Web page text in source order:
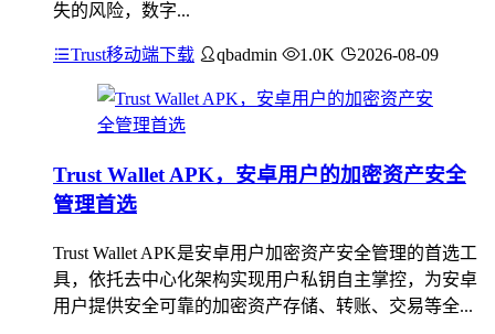
失的风险，数字...
Trust移动端下载 qbadmin 1.0K 2026-08-09
Trust Wallet APK，安卓用户的加密资产安全
管理首选
Trust Wallet APK是安卓用户加密资产安全管理的首选工
具，依托去中心化架构实现用户私钥自主掌控，为安卓
用户提供安全可靠的加密资产存储、转账、交易等全...